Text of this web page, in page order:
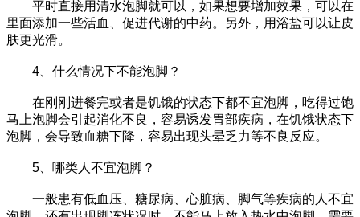
平时直接用清水泡脚就可以，如果想要增加效果，可以在
里面添加一些活血、促进代谢的中药。另外，用浴盐可以让皮
肤更光滑。
4、什么情况下不能泡脚？
在刚刚进餐完或者是饥饿的状态下都不宜泡脚，吃得过饱
马上泡脚会引起消化不良，容易诱发胃部疾病，在饥饿状态下
泡脚，会导致血糖下降，容易出现头晕乏力等不良反应。
5、哪类人不宜泡脚？
一般患有低血压、糖尿病、心脏病、脚气等疾病的人不宜